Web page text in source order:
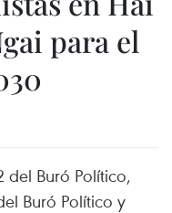
para el
Buró Político,
Buró Político y